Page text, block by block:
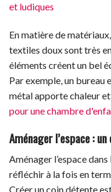
et ludiques
En matière de
textiles doux sont très
éléments créent un bel
Par exemple, un bureau
métal apporte chaleur
pour une chambre
Aménager l’espace :
Aménager l’espace
réfléchir à la fois en
Créer un coin détente